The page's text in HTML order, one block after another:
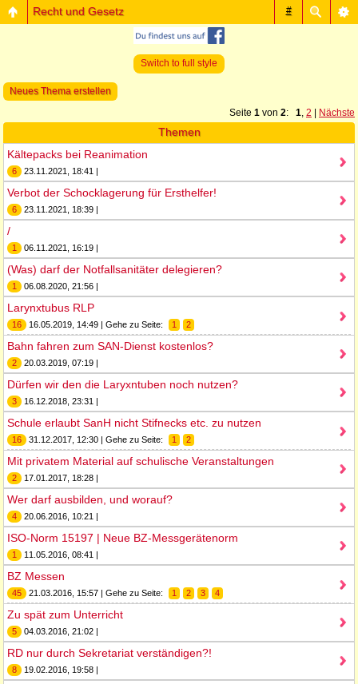
#
Recht und Gesetz
Switch to full style
Neues Thema erstellen
Seite 1 von 2: 1, 2 Nächste
Themen
Kältepacks bei Reanimation
6 23.11.2021, 18:41 |
Verbot der Schocklagerung für Ersthelfer!
6 23.11.2021, 18:39 |
/
1 06.11.2021, 16:19 |
(Was) darf der Notfallsanitäter delegieren?
1 06.08.2020, 21:56 |
Larynxtubus RLP
16 16.05.2019, 14:49 | Gehe zu Seite: 1 2
Bahn fahren zum SAN-Dienst kostenlos?
2 20.03.2019, 07:19 |
Dürfen wir den die Laryxntuben noch nutzen?
3 16.12.2018, 23:31 |
Schule erlaubt SanH nicht Stifnecks etc. zu nutzen
16 31.12.2017, 12:30 | Gehe zu Seite: 1 2
Mit privatem Material auf schulische Veranstaltungen
2 17.01.2017, 18:28 |
Wer darf ausbilden, und worauf?
4 20.06.2016, 10:21 |
ISO-Norm 15197 | Neue BZ-Messgerätenorm
1 11.05.2016, 08:41 |
BZ Messen
45 21.03.2016, 15:57 | Gehe zu Seite: 1 2 3 4
Zu spät zum Unterricht
5 04.03.2016, 21:02 |
RD nur durch Sekretariat verständigen?!
8 19.02.2016, 19:58 |